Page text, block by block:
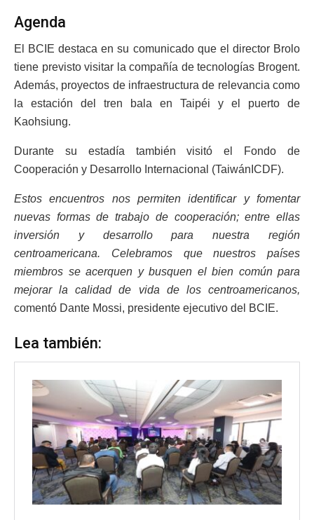
Agenda
El BCIE destaca en su comunicado que el director Brolo
tiene previsto visitar la compañía de tecnologías Brogent.
Además, proyectos de infraestructura de relevancia como
la estación del tren bala en Taipéi y el puerto de
Kaohsiung.
Durante su estadía también visitó el Fondo de
Cooperación y Desarrollo Internacional (TaiwánICDF).
Estos encuentros nos permiten identificar y fomentar
nuevas formas de trabajo de cooperación; entre ellas
inversión y desarrollo para nuestra región
centroamericana. Celebramos que nuestros países
miembros se acerquen y busquen el bien común para
mejorar la calidad de vida de los centroamericanos,
comentó Dante Mossi, presidente ejecutivo del BCIE.
Lea también: